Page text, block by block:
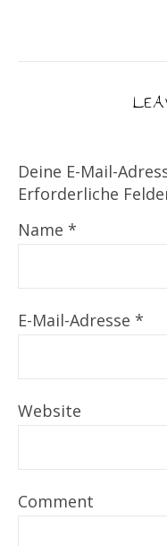
Deine E-Mail-
Erforderliche
Name *
E-Mail-Adresse *
Website
Comment